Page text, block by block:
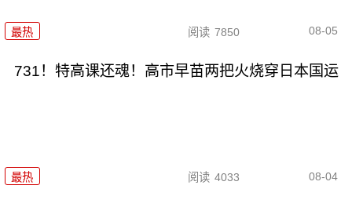
最热 阅读 7850 08-05
731！特高课还魂！高市早苗两把火烧穿日本国运
最热 阅读 4033 08-04